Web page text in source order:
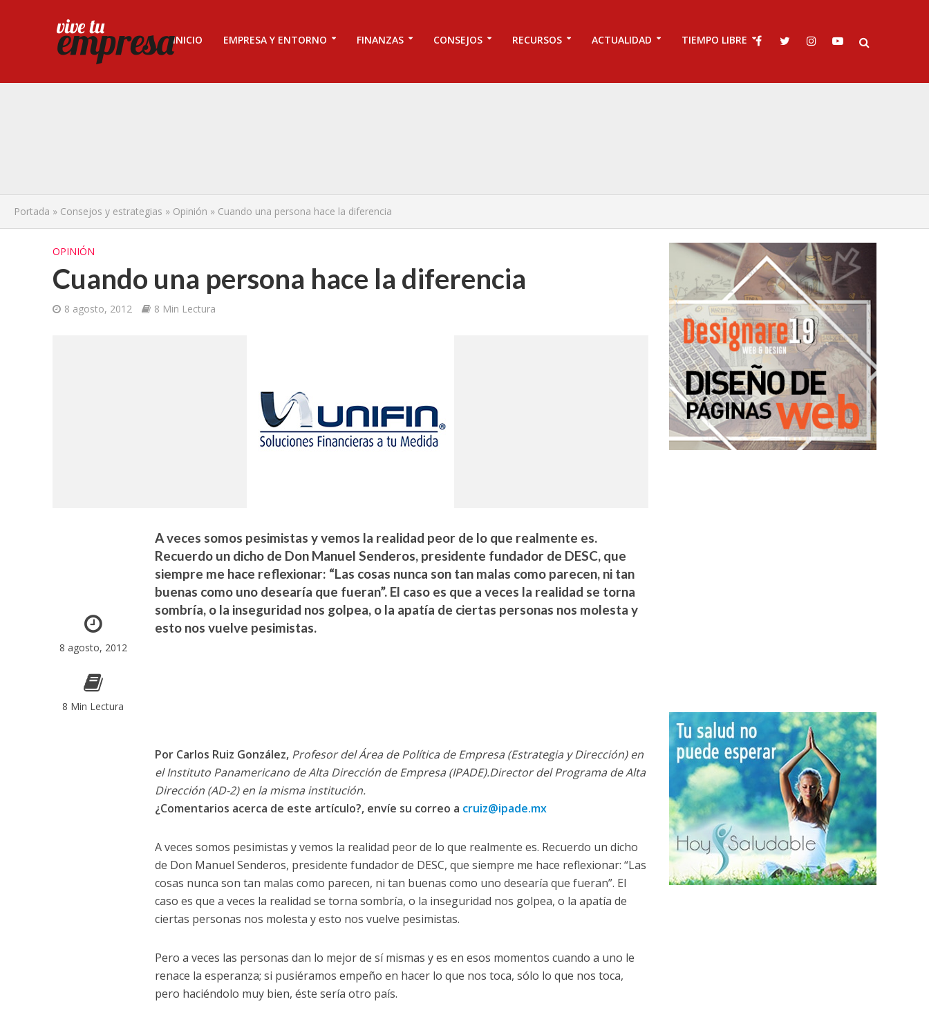
INICIO EMPRESA Y ENTORNO FINANZAS CONSEJOS RECURSOS ACTUALIDAD TIEMPO LIBRE
Portada » Consejos y estrategias » Opinión » Cuando una persona hace la diferencia
OPINIÓN
Cuando una persona hace la diferencia
8 agosto, 2012 8 Min Lectura
8 agosto, 2012
8 Min Lectura
A veces somos pesimistas y vemos la realidad peor de lo que realmente es.
Recuerdo un dicho de Don Manuel Senderos, presidente fundador de DESC, que
siempre me hace reflexionar: “Las cosas nunca son tan malas como parecen, ni tan
buenas como uno desearía que fueran”. El caso es que a veces la realidad se torna
sombría, o la inseguridad nos golpea, o la apatía de ciertas personas nos molesta y
esto nos vuelve pesimistas.
Por Carlos Ruiz González, Profesor del Área de Política de Empresa (Estrategia y Dirección) en
el Instituto Panamericano de Alta Dirección de Empresa (IPADE).Director del Programa de Alta
Dirección (AD-2) en la misma institución.
¿Comentarios acerca de este artículo?, envíe su correo a cruiz@ipade.mx
A veces somos pesimistas y vemos la realidad peor de lo que realmente es. Recuerdo un dicho
de Don Manuel Senderos, presidente fundador de DESC, que siempre me hace reflexionar: “Las
cosas nunca son tan malas como parecen, ni tan buenas como uno desearía que fueran”. El
caso es que a veces la realidad se torna sombría, o la inseguridad nos golpea, o la apatía de
ciertas personas nos molesta y esto nos vuelve pesimistas.
Pero a veces las personas dan lo mejor de sí mismas y es en esos momentos cuando a uno le
renace la esperanza; si pusiéramos empeño en hacer lo que nos toca, sólo lo que nos toca,
pero haciéndolo muy bien, éste sería otro país.